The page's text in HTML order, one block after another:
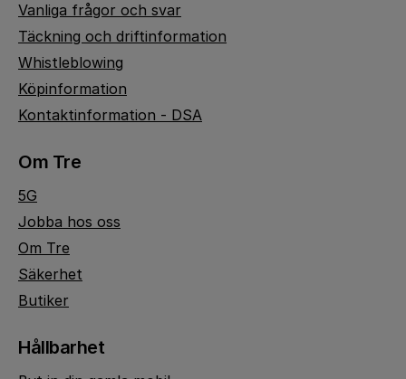
Vanliga frågor och svar
Täckning och driftinformation
Whistleblowing
Köpinformation
Kontaktinformation - DSA
Om Tre
5G
Jobba hos oss
Om Tre
Säkerhet
Butiker
Hållbarhet